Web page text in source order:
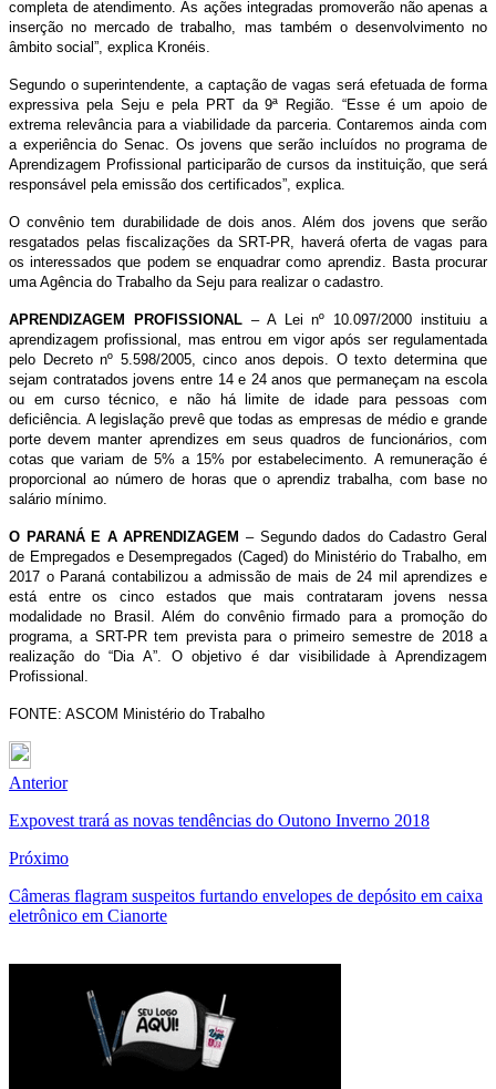
completa de atendimento. As ações integradas promoverão não apenas a
inserção no mercado de trabalho, mas também o desenvolvimento no
âmbito social”, explica Kronéis.
Segundo o superintendente, a captação de vagas será efetuada de forma
expressiva pela Seju e pela PRT da 9ª Região. “Esse é um apoio de
extrema relevância para a viabilidade da parceria. Contaremos ainda com
a experiência do Senac. Os jovens que serão incluídos no programa de
Aprendizagem Profissional participarão de cursos da instituição, que será
responsável pela emissão dos certificados”, explica.
O convênio tem durabilidade de dois anos. Além dos jovens que serão
resgatados pelas fiscalizações da SRT-PR, haverá oferta de vagas para
os interessados que podem se enquadrar como aprendiz. Basta procurar
uma Agência do Trabalho da Seju para realizar o cadastro.
APRENDIZAGEM PROFISSIONAL – A Lei nº 10.097/2000 instituiu a
aprendizagem profissional, mas entrou em vigor após ser regulamentada
pelo Decreto nº 5.598/2005, cinco anos depois. O texto determina que
sejam contratados jovens entre 14 e 24 anos que permaneçam na escola
ou em curso técnico, e não há limite de idade para pessoas com
deficiência. A legislação prevê que todas as empresas de médio e grande
porte devem manter aprendizes em seus quadros de funcionários, com
cotas que variam de 5% a 15% por estabelecimento. A remuneração é
proporcional ao número de horas que o aprendiz trabalha, com base no
salário mínimo.
O PARANÁ E A APRENDIZAGEM – Segundo dados do Cadastro Geral
de Empregados e Desempregados (Caged) do Ministério do Trabalho, em
2017 o Paraná contabilizou a admissão de mais de 24 mil aprendizes e
está entre os cinco estados que mais contrataram jovens nessa
modalidade no Brasil. Além do convênio firmado para a promoção do
programa, a SRT-PR tem prevista para o primeiro semestre de 2018 a
realização do “Dia A”. O objetivo é dar visibilidade à Aprendizagem
Profissional.
FONTE: ASCOM Ministério do Trabalho
Anterior
Expovest trará as novas tendências do Outono Inverno 2018
Próximo
Câmeras flagram suspeitos furtando envelopes de depósito em caixa
eletrônico em Cianorte